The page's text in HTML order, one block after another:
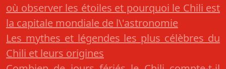
où observer les étoiles et pourquoi le Chili est
la capitale mondiale de l\'astronomie
Les mythes et légendes les plus célèbres du
Chili et leurs origines